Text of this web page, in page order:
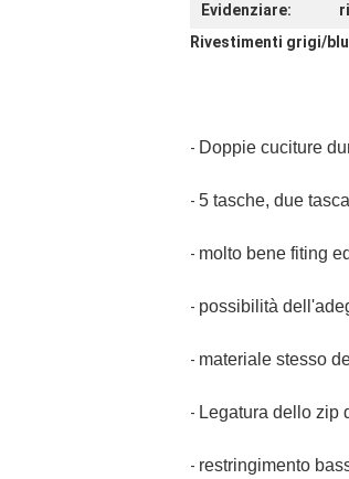
Evidenziare:
Rivestimenti grigi/
- Doppie cuciture
- 5 tasche, due
- molto bene fiting
- possibilità
- materiale stesso
- Legatura dello zip
- restringimento